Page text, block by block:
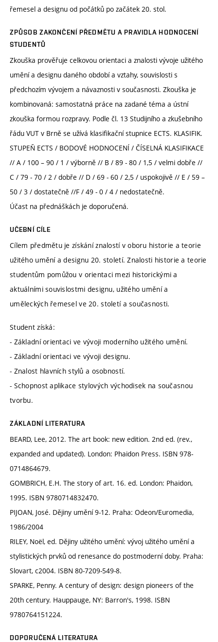
řemesel a designu od počátků po začátek 20. stol.
ZPŮSOB ZAKONČENÍ PŘEDMĚTU A PRAVIDLA HODNOCENÍ
STUDENTŮ
Zkouška prověřuje celkovou orientaci a znalosti vývoje užitého
umění a designu daného období a vztahy, souvislosti s
předchozím vývojem a návaznosti v současnosti. Zkouška je
kombinovaná: samostatná práce na zadané téma a ústní
zkouška formou rozpravy. Podle čl. 13 Studijního a zkušebního
řádu VUT v Brně se užívá klasifikační stupnice ECTS. KLASIFIK.
STUPEŇ ECTS / BODOVÉ HODNOCENÍ / ČÍSELNÁ KLASIFIKACE
// A / 100 – 90 / 1 / výborně // B / 89 - 80 / 1,5 / velmi dobře //
C / 79 - 70 / 2 / dobře // D / 69 - 60 / 2,5 / uspokojivě // E / 59 –
50 / 3 / dostatečně //F / 49 - 0 / 4 / nedostatečně.
Účast na přednáškách je doporučená.
UČEBNÍ CÍLE
Cílem předmětu je získání znalostí v oboru historie a teorie
užitého umění a designu 20. století. Znalosti historie a teorie
studentům pomůžou v orientaci mezi historickými a
aktuálními souvislostmi designu, užitého umění a
uměleckých řemesel ve 20. století a současnosti.
Student získá:
- Základní orientaci ve vývoji moderního užitého umění.
- Základní orientaci ve vývoji designu.
- Znalost hlavních stylů a osobností.
- Schopnost aplikace stylových východisek na současnou
tvorbu.
ZÁKLADNÍ LITERATURA
BEARD, Lee, 2012. The art book: new edition. 2nd ed. (rev.,
expanded and updated). London: Phaidon Press. ISBN 978-
0714864679.
GOMBRICH, E.H. The story of art. 16. ed. London: Phaidon,
1995. ISBN 9780714832470.
PIJOAN, José. Dějiny umění 9-12. Praha: Odeon/Euromedia,
1986/2004
RILEY, Noël, ed. Dějiny užitého umění: vývoj užitého umění a
stylistických prvků od renesance do postmoderní doby. Praha:
Slovart, c2004. ISBN 80-7209-549-8.
SPARKE, Penny. A century of design: design pioneers of the
20th century. Hauppauge, NY: Barron's, 1998. ISBN
9780764151224.
DOPORUČENÁ LITERATURA